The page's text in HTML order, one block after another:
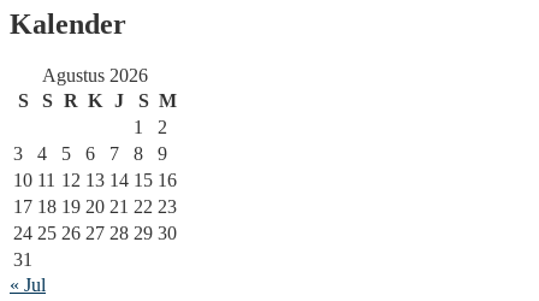
Kalender
Agustus 2026
S
S R K J S M
1
2
3
4 5 6 7 8
9
10 11 12 13 14 15 16
17 18 19 20 21 22 23
24 25 26 27 28 29 30
31
« Jul